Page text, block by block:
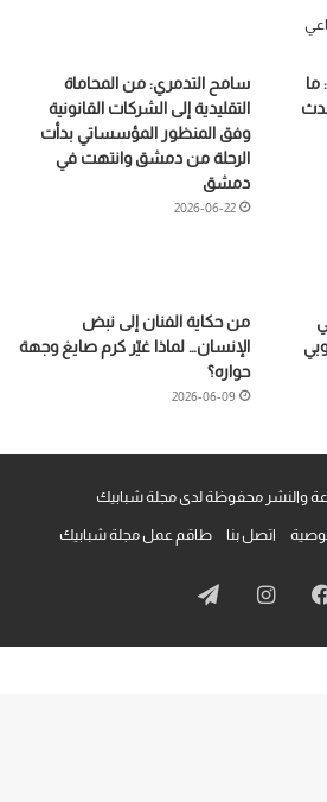
ما
سامح التدمري: من المحاماة
التقليدية إلى الشركات القانونية
وفق المنظور المؤسساتي بدأت
الرحلة من دمشق وانتهت في
دمشق
2026-06-22
من حكاية الفنان إلى نبض
الإنسان… لماذا غيّر كرم صايغ وجهة
حواره؟
2026-06-09
والنشر محفوظة لدى مجلة شبابيك
اتصل بنا طاقم عمل مجلة شبابيك
فيسبوكانستقرامتيلقرام